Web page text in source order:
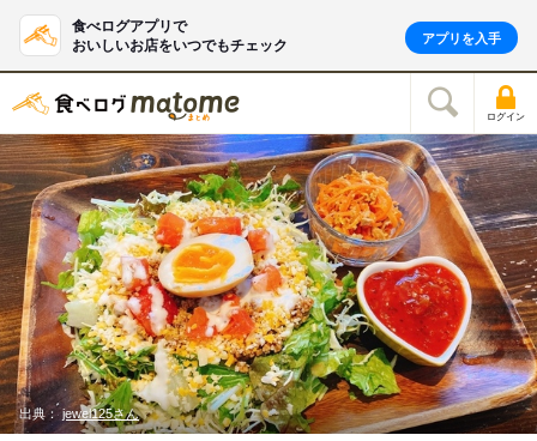
食べログアプリで
おいしいお店をいつでもチェック
アプリを入手
ログイン
出典： jewel125さん